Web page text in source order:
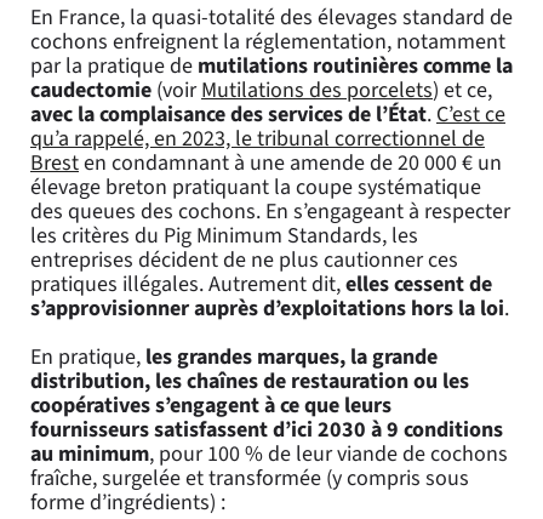
En France, la quasi-totalité des élevages standard de
cochons enfreignent la réglementation, notamment
par la pratique de mutilations routinières comme la
caudectomie (voirMutilations des porcelets) et ce,
avec la complaisance des services de l’État. C’est ce
qu’a rappelé, en 2023, le tribunal correctionnel de
Bresten condamnant à une amende de 20 000 € un
élevage breton pratiquant la coupe systématique
des queues des cochons. En s’engageant à respecter
les critères du Pig Minimum Standards, les
entreprises décident de ne plus cautionner ces
pratiques illégales. Autrement dit,elles cessent de
s’approvisionner auprès d’exploitations hors la loi.
En pratique, les grandes marques, la grande
distribution, les chaînes de restauration ou les
coopératives s’engagent à ce que leurs
fournisseurs satisfassent d’ici 2030 à 9 conditions
au minimum, pour 100 % de leur viande de cochons
fraîche, surgelée et transformée (y compris sous
forme d’ingrédients) :